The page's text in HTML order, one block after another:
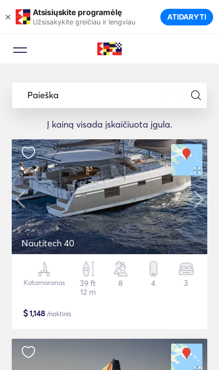
× Atsisiųskite programėlę
Užsisakykite greičiau ir lengviau ATIDARYTI
Paieška
Į kainą visada įskaičiuota įgula.
Nautitech 40
Katamaranas
39 ft
12 m
8 4 3
$1,148 /naktinis